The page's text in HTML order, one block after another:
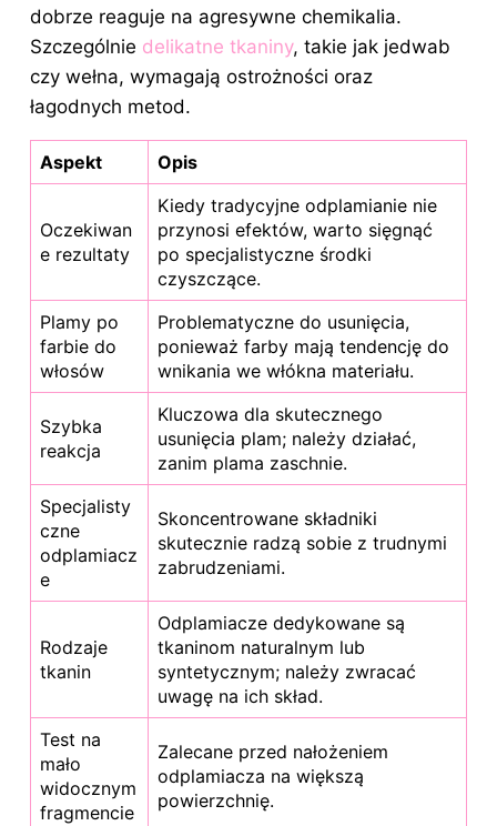
dobrze reaguje na agresywne chemikalia.
Szczególnie delikatne tkaniny, takie jak jedwab
czy wełna, wymagają ostrożności oraz
łagodnych metod.
Aspekt Opis
Oczekiwan
e rezultaty
Kiedy tradycyjne odplamianie nie
przynosi efektów, warto sięgnąć
po specjalistyczne środki
czyszczące.
Plamy po
farbie do
włosów
Problematyczne do usunięcia,
ponieważ farby mają tendencję do
wnikania we włókna materiału.
Szybka
reakcja
Kluczowa dla skutecznego
usunięcia plam; należy działać,
zanim plama zaschnie.
Specjalisty
czne
odplamiacz
e
Skoncentrowane składniki
skutecznie radzą sobie z trudnymi
zabrudzeniami.
Rodzaje
tkanin
Odplamiacze dedykowane są
tkaninom naturalnym lub
syntetycznym; należy zwracać
uwagę na ich skład.
Test na
mało
widocznym
fragmencie
Zalecane przed nałożeniem
odplamiacza na większą
powierzchnię.